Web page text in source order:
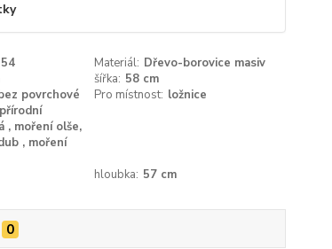
Materiál: Dřevo-borovice masiv
šířka: 58 cm
povrchové
, moření olše,
, moření
Pro místnost: ložnice
hloubka: 57 cm
0